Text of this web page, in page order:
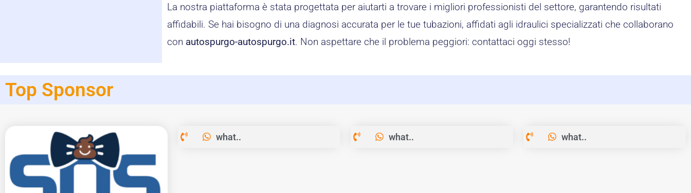
La nostra piattaforma è stata progettata per aiutarti a trovare i migliori professionisti del settore, garantendo risultati
affidabili. Se hai bisogno di una diagnosi accurata per le tue tubazioni, affidati agli idraulici specializzati che collaborano
con autospurgo-autospurgo.it. Non aspettare che il problema peggiori: contattaci oggi stesso!
Top Sponsor
what.. what.. what..